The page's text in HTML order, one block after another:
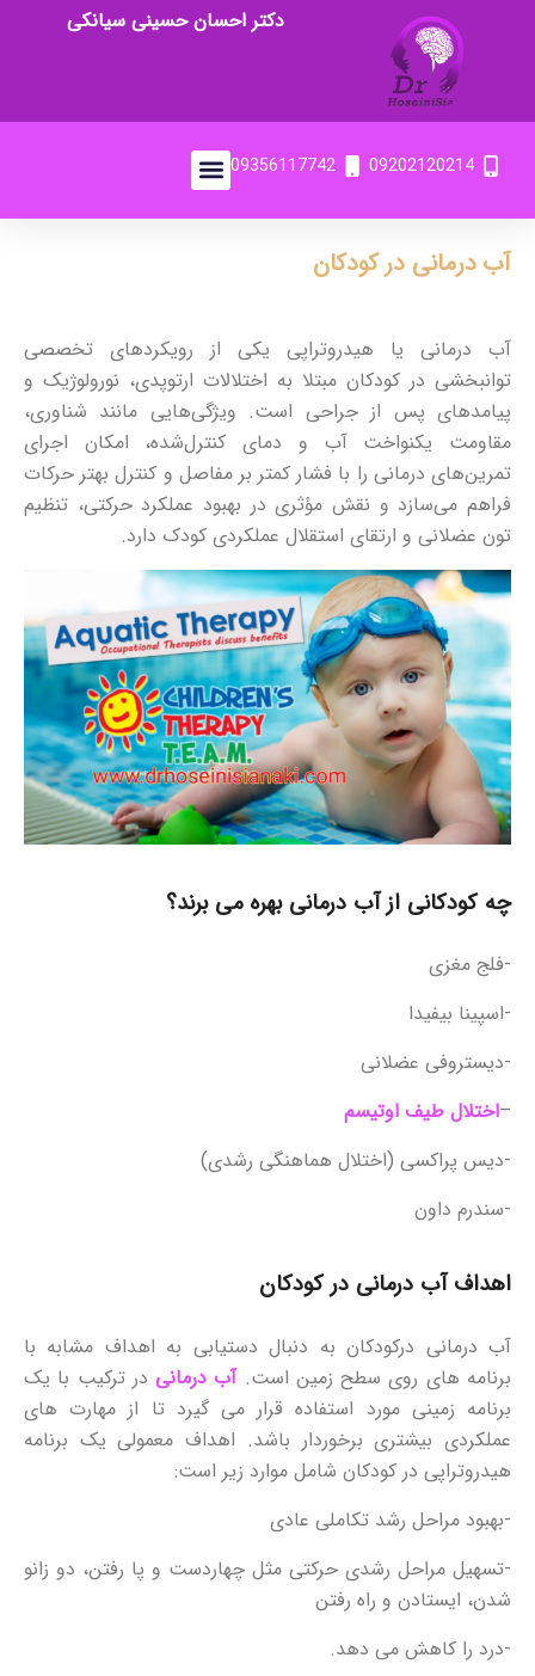
دکتر احسان حسینی سیانکی
09202120214
09356117742
آب درمانی در کودکان
آب‌ درمانی یا هیدروتراپی یکی از رویکردهای تخصصی
توانبخشی در کودکان مبتلا به اختلالات ارتوپدی، نورولوژیک و
پیامدهای پس از جراحی است. ویژگی‌هایی مانند شناوری،
مقاومت یکنواخت آب و دمای کنترل‌شده، امکان اجرای
تمرین‌های درمانی را با فشار کمتر بر مفاصل و کنترل بهتر حرکات
فراهم می‌سازد و نقش مؤثری در بهبود عملکرد حرکتی، تنظیم
تون عضلانی و ارتقای استقلال عملکردی کودک دارد.
چه کودکانی از آب درمانی بهره می برند؟
-فلج مغزی
-اسپینا بیفیدا
-دیستروفی عضلانی
–اختلال طیف اوتیسم
-دیس پراکسی (اختلال هماهنگی رشدی)
-سندرم داون
اهداف آب درمانی در کودکان
آب درمانی درکودکان به دنبال دستیابی به اهداف مشابه با
برنامه های روی سطح زمین است.آب درمانیدر ترکیب با یک
برنامه زمینی مورد استفاده قرار می گیرد تا از مهارت های
عملکردی بیشتری برخوردار باشد. اهداف معمولی یک برنامه
هیدروتراپی در کودکان شامل موارد زیر است:
-بهبود مراحل رشد تکاملی عادی
-تسهیل مراحل رشدی حرکتی مثل چهاردست و پا رفتن، دو زانو
شدن، ایستادن و راه رفتن
-درد را کاهش می دهد.